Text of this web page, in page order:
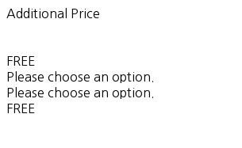
Additional Price
FREE
Please choose an option.
Please choose an option.
FREE